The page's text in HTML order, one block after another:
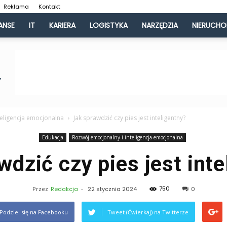
Reklama Kontakt
IT KARIERA LOGISTYKA NARZĘDZIA
emocjonalna Jak sprawdzić czy pies jest inteligentny?
Edukacja Rozwój emocjonalny i inteligencja emocjonalna
czy pies jest
Przez Redakcja - 22 stycznia 2024 750 0
się na Facebooku Tweet (Ćwierkaj) na Twitterze